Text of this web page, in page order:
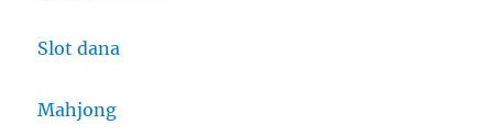
Slot dana
Mahjong